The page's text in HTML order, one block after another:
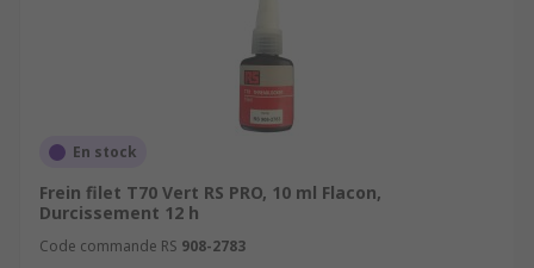
En stock
Frein filet T70 Vert RS PRO, 10 ml Flacon,
Durcissement 12 h
Code commande RS 908-2783